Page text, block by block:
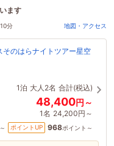
した
分 地図・アクセス
のはらナイトツアー星空
1泊 大人2名 合計(税込)
48,400円～
1名 24,200円～
ポイントUP 968ポイント～